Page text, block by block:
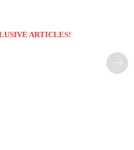
ARTICLES!